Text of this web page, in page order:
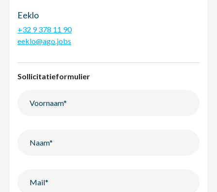
Eeklo
+32 9 378 11 90
eeklo@ago.jobs
Sollicitatieformulier